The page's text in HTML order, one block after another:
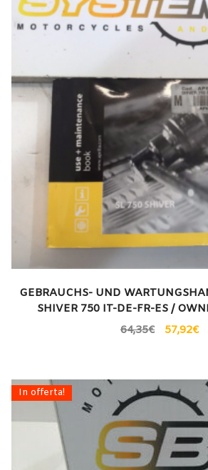
GEBRAUCHS- UND
SHIVER 750 IT-DE-FR-ES /
64,35€ 57,92€
In offerta!